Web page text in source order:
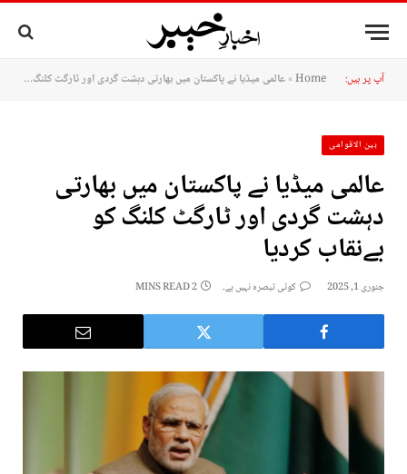
آپ پر ہیں: Home
»عالمی میڈیا نے پاکستان میں بھارتی دہشت گردی اور ٹارگٹ کلنگ کو بےنقاب کردیا
بین الاقوامی
عالمی میڈیا نے پاکستان میں بھارتی
دہشت گردی اور ٹارگٹ کلنگ کو
بےنقاب کردیا
جنوری 1, 2025 کوئی تبصرہ نہیں ہے۔ 2 MINS READ